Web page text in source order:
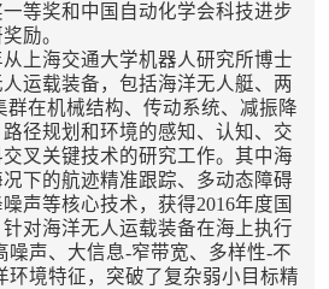
等奖和中国自动化学会科技进步
励。
上海交通大学机器人研究所博士
运载装备，包括海洋无人艇、两
在机械结构、传动系统、减振降
径规划和环境的感知、认知、交
叉关键技术的研究工作。其中海
下的航迹精准跟踪、多动态障碍
声等核心技术，获得2016年度国
对海洋无人运载装备在海上执行
噪声、大信息-窄带宽、多样性-不
环境特征，突破了复杂弱小目标精